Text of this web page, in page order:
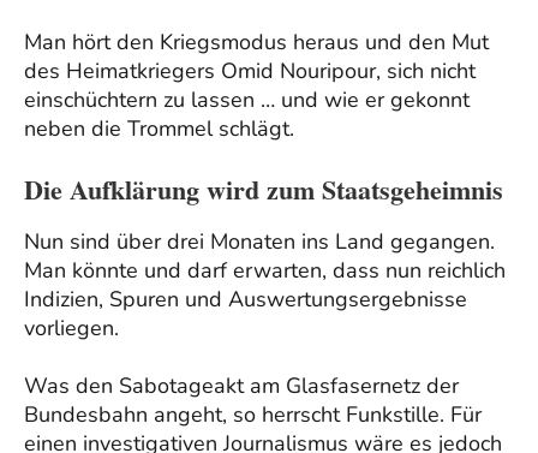
Man hört den Kriegsmodus heraus und den Mut
des Heimatkriegers Omid Nouripour, sich nicht
einschüchtern zu lassen … und wie er gekonnt
neben die Trommel schlägt.
Die Aufklärung wird zum Staatsgeheimnis
Nun sind über drei Monaten ins Land gegangen.
Man könnte und darf erwarten, dass nun reichlich
Indizien, Spuren und Auswertungsergebnisse
vorliegen.
Was den Sabotageakt am Glasfasernetz der
Bundesbahn angeht, so herrscht Funkstille. Für
einen investigativen Journalismus wäre es jedoch